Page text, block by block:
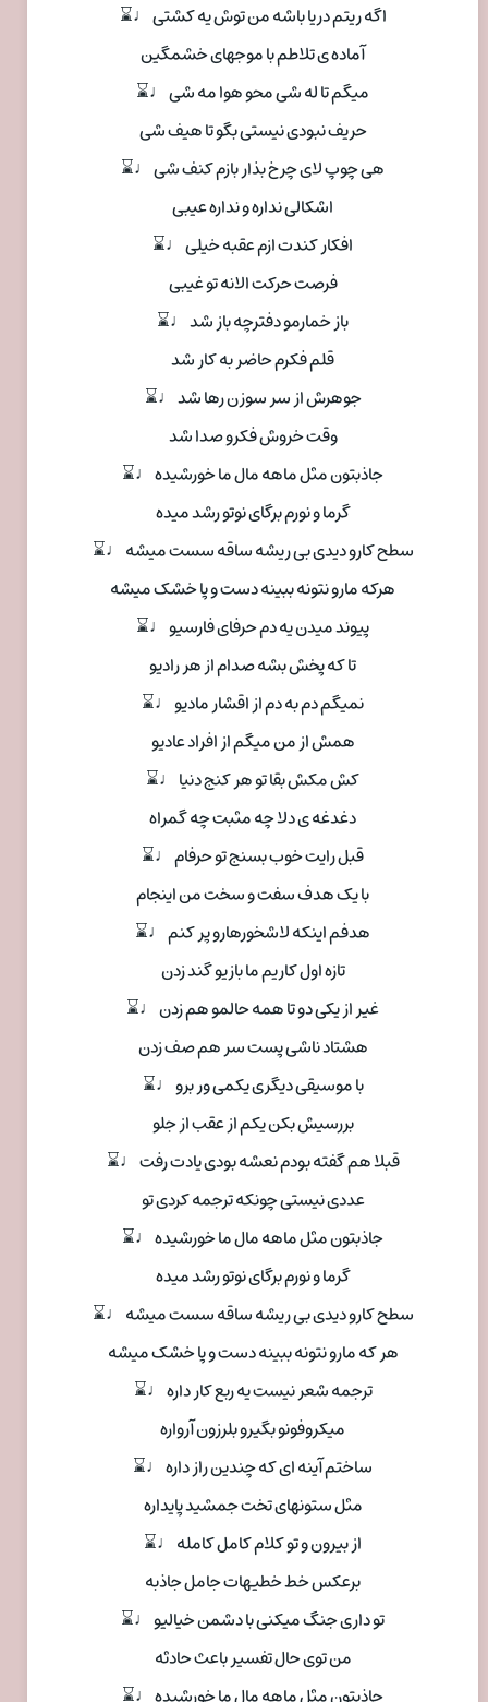
اگه ریتم دریا باشه من توش یه کشتی ♩⌛
آماده ی تلاطم با موجهای خشمگین
میگم تا له شی محو هوا مه شی ♩⌛
حریف نبودی نیستی بگو تا هیف شی
هی چوپ لای چرخ بذار بازم کنف شی ♩⌛
اشکالی نداره و نداره عیبی
افکار کندت ازم عقبه خیلی ♩⌛
فرصت حرکت الانه تو غیبی
باز خمارمو دفترچه باز شد ♩⌛
قلم فکرم حاضر به کار شد
جوهرش از سر سوزن رها شد ♩⌛
وقت خروش فکرو صدا شد
جاذبتون مثل ماهه مال ما خورشیده ♩⌛
گرما و نورم برگای نوتو رشد میده
سطح کارو دیدی بی ریشه ساقه سست میشه ♩⌛
هرکه مارو نتونه ببینه دست و پا خشک میشه
پیوند میدن یه دم حرفای فارسیو ♩⌛
تا که پخش بشه صدام از هر رادیو
نمیگم دم به دم از اقشار مادیو ♩⌛
همش از من میگم از افراد عادیو
کش مکش بقا تو هر کنج دنیا ♩⌛
دغدغه ی دلا چه مثبت چه گمراه
قبل رایت خوب بسنج تو حرفام ♩⌛
با یک هدف سفت و سخت من اینجام
هدفم اینکه لاشخورهارو پر کنم ♩⌛
تازه اول کاریم ما بازیو گند زدن
غیر از یکی دو تا همه حالمو هم زدن ♩⌛
هشتاد ناشی پست سر هم صف زدن
با موسیقی دیگری یکمی ور برو ♩⌛
بررسیش بکن یکم از عقب از جلو
قبلا هم گفته بودم نعشه بودی یادت رفت ♩⌛
عددی نیستی چونکه ترجمه کردی تو
جاذبتون مثل ماهه مال ما خورشیده ♩⌛
گرما و نورم برگای نوتو رشد میده
سطح کارو دیدی بی ریشه ساقه سست میشه ♩⌛
هر که مارو نتونه ببینه دست و پا خشک میشه
ترجمه شعر نیست یه ربع کار داره ♩⌛
میکروفونو بگیرو بلرزون آرواره
ساختم آینه ای که چندین راز داره ♩⌛
مثل ستونهای تخت جمشید پایداره
از بیرون و تو کلام کامل کامله ♩⌛
برعکس خط خطیهات جامل جاذبه
تو داری جنگ میکنی با دشمن خیالیو ♩⌛
من توی حال تفسیر باعث حادثه